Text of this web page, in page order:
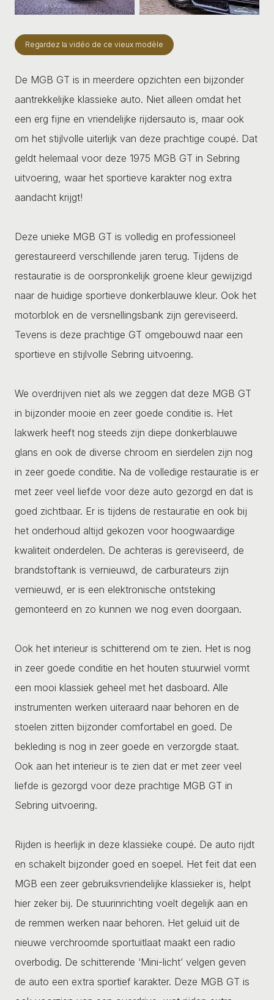
Regardez la vidéo de ce vieux modèle
De MGB GT is in meerdere opzichten een bijzonder
aantrekkelijke klassieke auto. Niet alleen omdat het
een erg fijne en vriendelijke rijdersauto is, maar ook
om het stijlvolle uiterlijk van deze prachtige coupé. Dat
geldt helemaal voor deze 1975 MGB GT in Sebring
uitvoering, waar het sportieve karakter nog extra
aandacht krijgt!
Deze unieke MGB GT is volledig en professioneel
gerestaureerd verschillende jaren terug. Tijdens de
restauratie is de oorspronkelijk groene kleur gewijzigd
naar de huidige sportieve donkerblauwe kleur. Ook het
motorblok en de versnellingsbank zijn gereviseerd.
Tevens is deze prachtige GT omgebouwd naar een
sportieve en stijlvolle Sebring uitvoering.
We overdrijven niet als we zeggen dat deze MGB GT
in bijzonder mooie en zeer goede conditie is. Het
lakwerk heeft nog steeds zijn diepe donkerblauwe
glans en ook de diverse chroom en sierdelen zijn nog
in zeer goede conditie. Na de volledige restauratie is er
met zeer veel liefde voor deze auto gezorgd en dat is
goed zichtbaar. Er is tijdens de restauratie en ook bij
het onderhoud altijd gekozen voor hoogwaardige
kwaliteit onderdelen. De achteras is gereviseerd, de
brandstoftank is vernieuwd, de carburateurs zijn
vernieuwd, er is een elektronische ontsteking
gemonteerd en zo kunnen we nog even doorgaan.
Ook het interieur is schitterend om te zien. Het is nog
in zeer goede conditie en het houten stuurwiel vormt
een mooi klassiek geheel met het dasboard. Alle
instrumenten werken uiteraard naar behoren en de
stoelen zitten bijzonder comfortabel en goed. De
bekleding is nog in zeer goede en verzorgde staat.
Ook aan het interieur is te zien dat er met zeer veel
liefde is gezorgd voor deze prachtige MGB GT in
Sebring uitvoering.
Rijden is heerlijk in deze klassieke coupé. De auto rijdt
en schakelt bijzonder goed en soepel. Het feit dat een
MGB een zeer gebruiksvriendelijke klassieker is, helpt
hier zeker bij. De stuurinrichting voelt degelijk aan en
de remmen werken naar behoren. Het geluid uit de
nieuwe verchroomde sportuitlaat maakt een radio
overbodig. De schitterende ‘Mini-licht’ velgen geven
de auto een extra sportief karakter. Deze MGB GT is